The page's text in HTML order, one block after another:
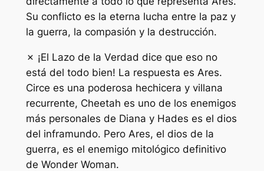
Su conflicto es la eterna lucha entre la paz y
la guerra, la compasión y la destrucción.
✗ ¡El Lazo de la Verdad dice que eso no
está del todo bien! La respuesta es Ares.
Circe es una poderosa hechicera y villana
recurrente, Cheetah es uno de los enemigos
más personales de Diana y Hades es el dios
del inframundo. Pero Ares, el dios de la
guerra, es el enemigo mitológico definitivo
de Wonder Woman.